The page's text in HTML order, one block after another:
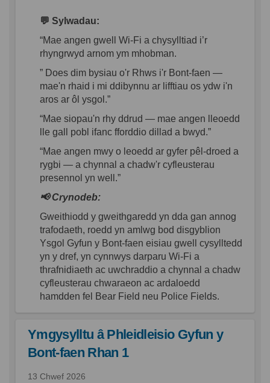
💬 Sylwadau:
“Mae angen gwell Wi-Fi a chysylltiad i’r
rhyngrwyd arnom ym mhobman.
” Does dim bysiau o'r Rhws i'r Bont-faen —
mae'n rhaid i mi ddibynnu ar lifftiau os ydw i'n
aros ar ôl ysgol .”
“Mae siopau'n rhy ddrud — mae angen
lleoedd
lle gall pobl ifanc fforddio dillad a bwyd.”
“Mae angen mwy o leoedd ar gyfer pêl-droed a
rygbi — a chynnal a chadw'r cyfleusterau
presennol yn well.”
📢Crynodeb:
Gweithiodd y gweithgaredd yn dda gan annog
trafodaeth, roedd yn amlwg bod disgyblion
Ysgol Gyfun y Bont-faen eisiau gwell
cysylltedd
yn y dref, yn cynnwys darparu Wi-Fi a
thrafnidiaeth ac uwchraddio a chynnal a chadw
cyfleusterau chwaraeon ac ardaloedd
hamdden fel Bear Field neu Police Fields.
Ymgysylltu â Phleidleisio Gyfun y
Bont-faen Rhan 1
13 Chwef 2026